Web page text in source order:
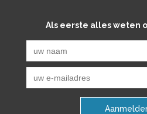
Als eerste alles weten